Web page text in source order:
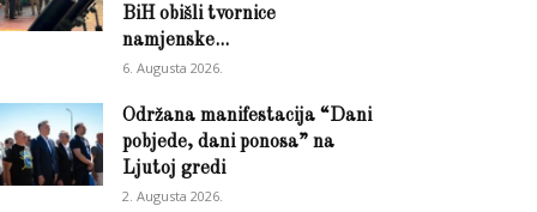
BiH obišli tvornice
namjenske...
6. Augusta 2026.
Održana manifestacija “Dani
pobjede, dani ponosa” na
Ljutoj gredi
2. Augusta 2026.